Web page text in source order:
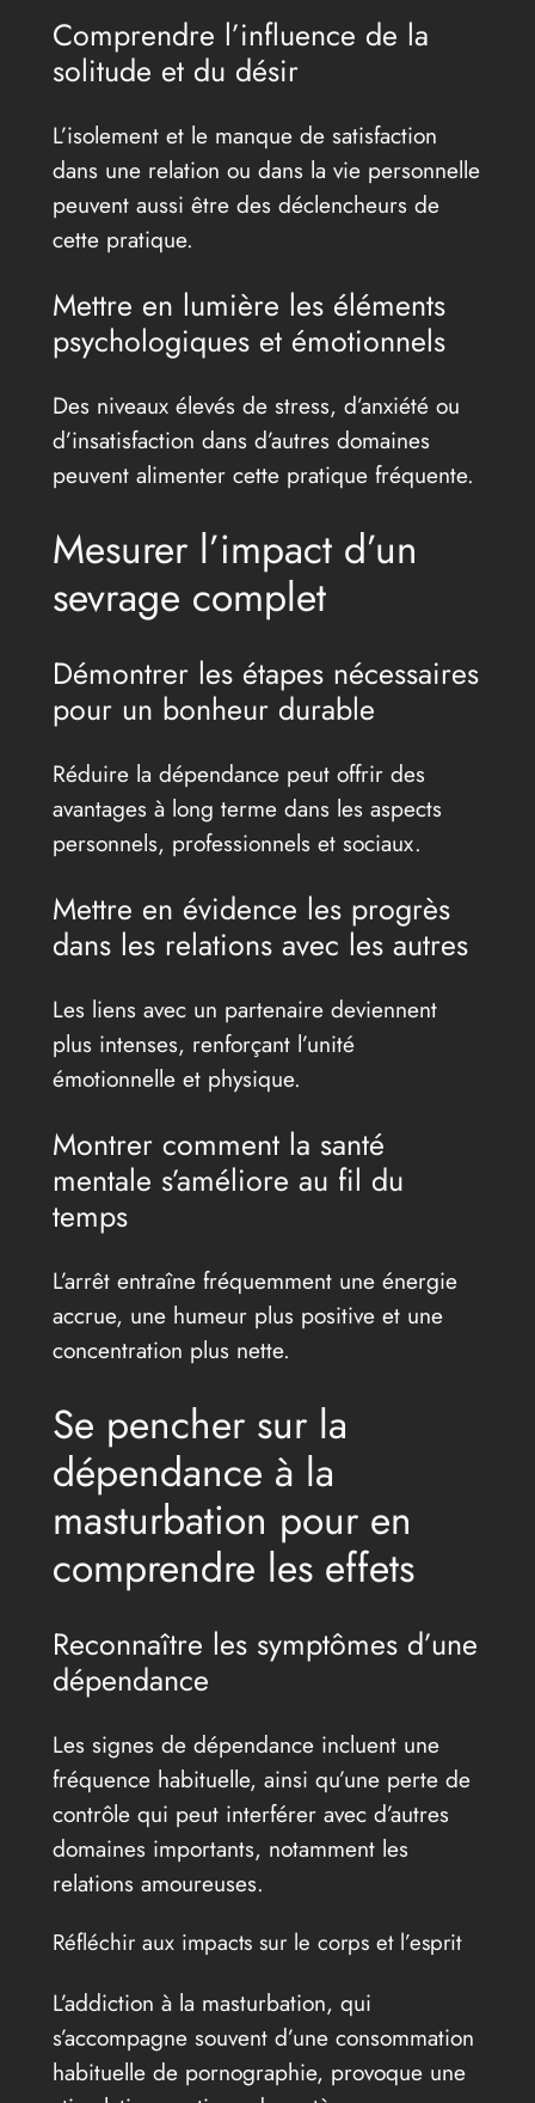
Comprendre l’influence de la
solitude et du désir
L’isolement et le manque de satisfaction
dans une relation ou dans la vie personnelle
peuvent aussi être des déclencheurs de
cette pratique.
Mettre en lumière les éléments
psychologiques et émotionnels
Des niveaux élevés de stress, d’anxiété ou
d’insatisfaction dans d’autres domaines
peuvent alimenter cette pratique fréquente.
Mesurer l’impact d’un
sevrage complet
Démontrer les étapes nécessaires
pour un bonheur durable
Réduire la dépendance peut offrir des
avantages à long terme dans les aspects
personnels, professionnels et sociaux.
Mettre en évidence les progrès
dans les relations avec les autres
Les liens avec un partenaire deviennent
plus intenses, renforçant l’unité
émotionnelle et physique.
Montrer comment la santé
mentale s’améliore au fil du
temps
L’arrêt entraîne fréquemment une énergie
accrue, une humeur plus positive et une
concentration plus nette.
Se pencher sur la
dépendance à la
masturbation pour en
comprendre les effets
Reconnaître les symptômes d’une
dépendance
Les signes de dépendance incluent une
fréquence habituelle, ainsi qu’une perte de
contrôle qui peut interférer avec d’autres
domaines importants, notamment les
relations amoureuses.
Réfléchir aux impacts sur le corps et l’esprit
L’addiction à la masturbation, qui
s’accompagne souvent d’une consommation
habituelle de pornographie, provoque une